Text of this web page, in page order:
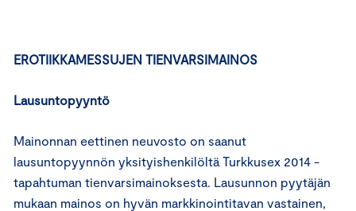
EROTIIKKAMESSUJEN TIENVARSIMAINOS
Lausuntopyyntö
Mainonnan eettinen neuvosto on saanut
lausuntopyynnön yksityishenkilöltä Turkkusex 2014 -
tapahtuman tienvarsimainoksesta. Lausunnon pyytäjän
mukaan mainos on hyvän markkinointitavan vastainen,